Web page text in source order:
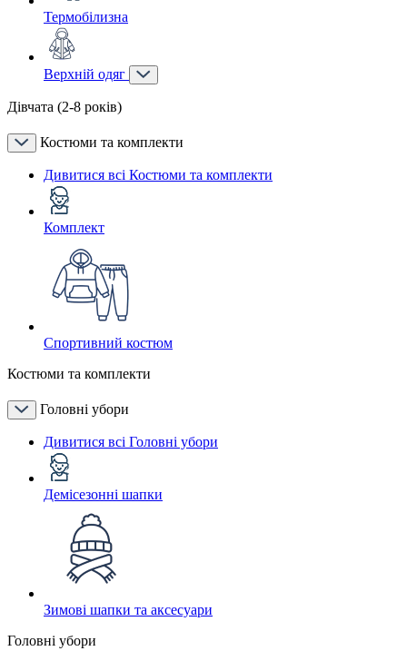
Термобілизна
Верхній одяг
Дівчата (2-8 років)
Костюми та комплекти
Дивитися всі Костюми та комплекти
Комплект
Спортивний костюм
Костюми та комплекти
Головні убори
Дивитися всі Головні убори
Демісезонні шапки
Зимові шапки та аксесуари
Головні убори